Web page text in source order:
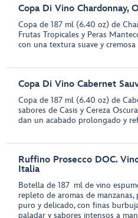
Copa Di Vino Chardonnay,
Copa de 187 ml (6.40 oz) de
Frutas Tropicales y Peras
con una textura suave y cremosa
Copa Di Vino Cabernet
Copa de 187 ml (6.40 oz) de
sabores de Casis y Cereza
dan un acabado prolongado y
Ruffino Prosecco DOC.
Italia
Botella de 187 ml de vino
repleto de aromas de manzanas,
puro y delicado, con finas
paladar y sabores intensos a